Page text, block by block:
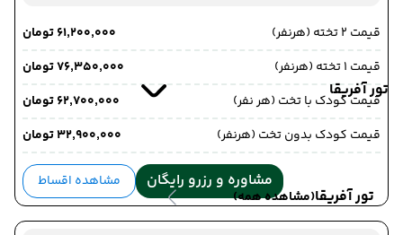
تور آفریقا
تور آفریقا(مشاهده همه)
قیمت 2 تخته (هرنفر)
۶۱٬۲۰۰٬۰۰۰ تومان
قیمت 1 تخته (هرنفر)
۷۶٬۳۵۰٬۰۰۰ تومان
قیمت کودک با تخت (هر نفر)
۶۲٬۷۰۰٬۰۰۰ تومان
قیمت کودک بدون تخت (هرنفر)
۳۲٬۹۰۰٬۰۰۰ تومان
مشاوره و رزرو رایگان مشاهده اقساط